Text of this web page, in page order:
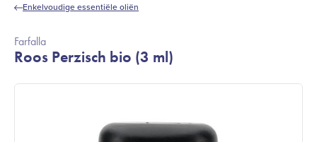
Enkelvoudige essentiële oliën
Farfalla
Roos Perzisch bio (3 ml)